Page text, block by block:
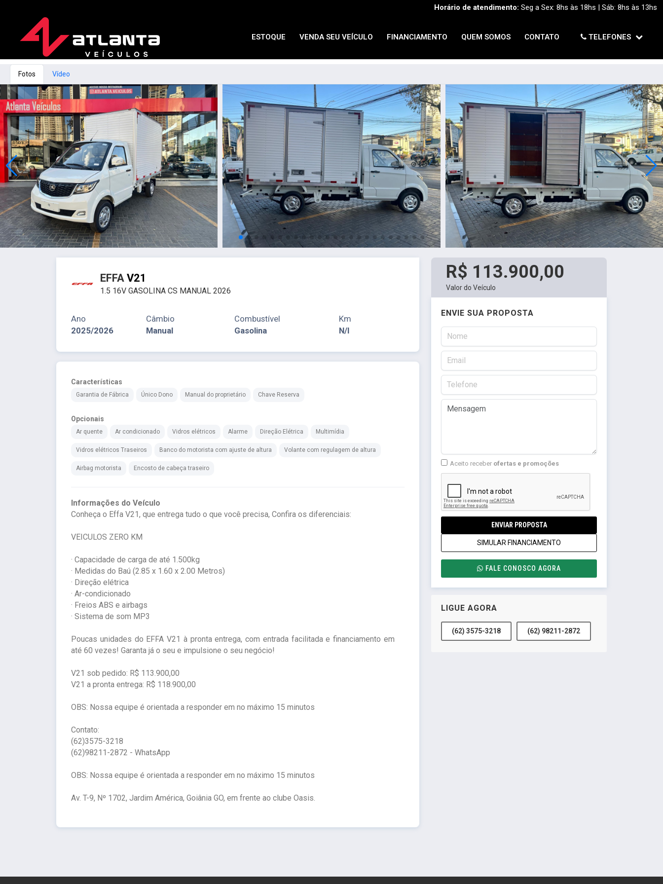
Horário de atendimento: Seg a Sex: 8hs às 18hs | Sáb: 8hs às 13hs
ESTOQUE VENDA SEU VEÍCULO FINANCIAMENTO QUEM SOMOS CONTATO TELEFONES
Fotos Vídeo
EFFA V21
1.5 16V GASOLINA CS MANUAL 2026
Ano
2025/2026
Câmbio
Manual
Combustível
Gasolina
Km
N/I
Características
Garantia de Fábrica Único Dono Manual do proprietário Chave Reserva
Opcionais
Ar quente Ar condicionado Vidros elétricos Alarme Direção Elétrica Multimídia
Vidros elétricos Traseiros Banco do motorista com ajuste de altura Volante com regulagem de altura
Airbag motorista Encosto de cabeça traseiro
Informações do Veículo
Conheça o Effa V21, que entrega tudo o que você precisa, Confira os diferenciais:
VEICULOS ZERO KM
· Capacidade de carga de até 1.500kg
· Medidas do Baú (2.85 x 1.60 x 2.00 Metros)
· Direção elétrica
· Ar-condicionado
· Freios ABS e airbags
· Sistema de som MP3
Poucas unidades do EFFA V21 à pronta entrega, com entrada facilitada e financiamento em
até 60 vezes! Garanta já o seu e impulsione o seu negócio!
V21 sob pedido: R$ 113.900,00
V21 a pronta entrega: R$ 118.900,00
OBS: Nossa equipe é orientada a responder em no máximo 15 minutos
Contato:
(62)3575-3218
(62)98211-2872 - WhatsApp
OBS: Nossa equipe é orientada a responder em no máximo 15 minutos
Av. T-9, Nº 1702, Jardim América, Goiânia GO, em frente ao clube Oasis.
R$ 113.900,00
Valor do Veículo
ENVIE SUA PROPOSTA
Aceito receber ofertas e promoções
ENVIAR PROPOSTA
SIMULAR FINANCIAMENTO
FALE CONOSCO AGORA
LIGUE AGORA
(62) 3575-3218 (62) 98211-2872